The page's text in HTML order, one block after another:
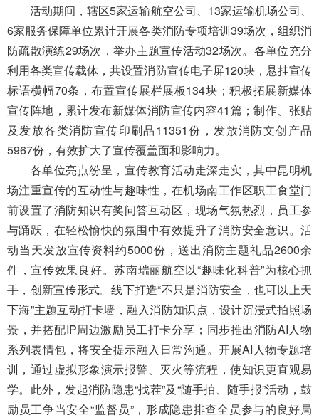
活动期间，辖区5家运输航空公司、13家运输机场公司、
6家服务保障单位累计开展各类消防专项培训39场次，组织消
防疏散演练29场次，举办主题宣传活动32场次。各单位充分
利用各类宣传载体，共设置消防宣传电子屏120块，悬挂宣传
标语横幅70条，布置宣传展栏展板134块；积极拓展新媒体
宣传阵地，累计发布新媒体消防宣传内容41篇；制作、张贴
及发放各类消防宣传印刷品11351份，发放消防文创产品
5967份，有效扩大了宣传覆盖面和影响力。
各单位亮点纷呈，宣传教育活动走深走实，其中昆明机
场注重宣传的互动性与趣味性，在机场南工作区职工食堂门
前设置了消防知识有奖问答互动区，现场气氛热烈，员工参
与踊跃，在轻松愉快的氛围中有效提升了消防安全意识。活
动当天发放宣传资料约5000份，送出消防主题礼品2600余
件，宣传效果良好。苏南瑞丽航空以“趣味化科普”为核心抓
手，创新宣传形式。线下打造“不只是消防安全，也可以上天
下海”主题互动打卡墙，融入消防知识点，设计沉浸式拍照场
景，并搭配IP周边激励员工打卡分享；同步推出消防AI人物
系列表情包，将安全提示融入日常沟通。开展AI人物专题培
训，通过虚拟形象演示报警、灭火等流程，使知识更直观易
学。此外，发起消防隐患“找茬”及“随手拍、随手报”活动，鼓
励员工争当安全“监督员”，形成隐患排查全员参与的良好局
加
波
浪
键
打
开
导
模